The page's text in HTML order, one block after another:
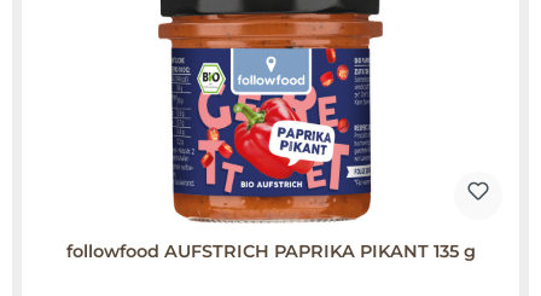
followfood AUFSTRICH PAPRIKA PIKANT 135 g